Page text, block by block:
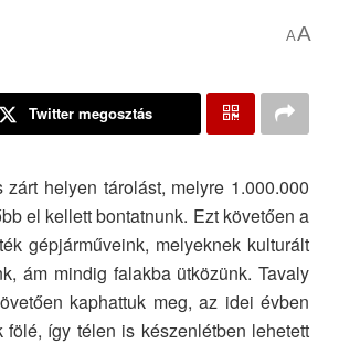
AA
Twitter megosztás
helyen tárolást, melyre 1.000.000
el kellett bontatnunk. Ezt követően a
gépjárműveink, melyeknek kulturált
ám mindig falakba ütközünk. Tavaly
kaphattuk meg, az idei évben
így télen is készenlétben lehetett